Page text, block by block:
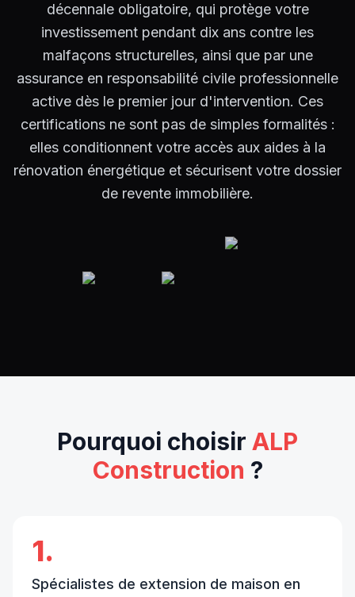
décennale obligatoire, qui protège votre
investissement pendant dix ans contre les
malfaçons structurelles, ainsi que par une
assurance en responsabilité civile professionnelle
active dès le premier jour d'intervention. Ces
certifications ne sont pas de simples formalités :
elles conditionnent votre accès aux aides à la
rénovation énergétique et sécurisent votre dossier
de revente immobilière.
Pourquoi choisir ALP
Construction ?
1.
Spécialistes de extension de maison en